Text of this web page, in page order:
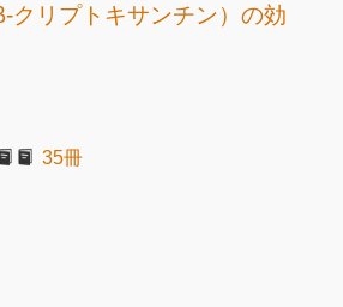
クリプトキサンチン）の効
35冊